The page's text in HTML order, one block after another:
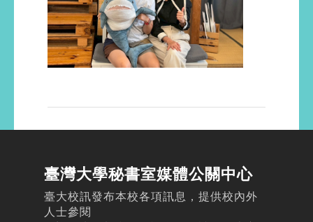
臺灣大學秘書室媒體公關中心
臺大校訊發布本校各項訊息，提供校內外
人士參閱